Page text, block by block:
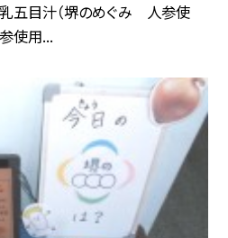
五目汁（堺のめぐみ 人参使
使用...